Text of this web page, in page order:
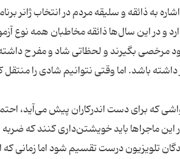
به ذائقه و سلیقه مردم در انتخاب ژانر
و در این سال‌ها ذائقه مخاطبان همه نوع
مرخصی بگیرند و لحظاتی شاد و مفر ح
باشد. اما وقتی نتوانیم شادی را
که برای دست اندرکاران پیش می‌آید،
این ماجراها باید خویشتن‌داری کنند که
تلویزیون درست تقسیم شود اما زمانی